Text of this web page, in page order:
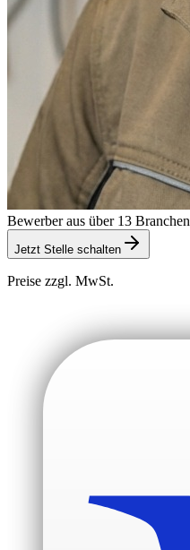
Bewerber aus über 13 Branchen
Jetzt Stelle schalten
Preise zzgl. MwSt.